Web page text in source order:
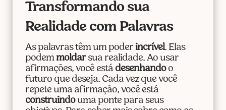
Transformando sua
Realidade com Palavras
As palavras têm um poder incrível. Elas
podem moldarsua realidade. Ao usar
afirmações, você está desenhandoo
futuro que deseja. Cada vez que você
repete uma afirmação, você está
construindouma ponte para seus